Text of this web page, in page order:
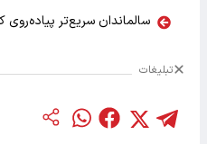
سالماندان سریع‌تر پیاده‌روی
تبلیغات